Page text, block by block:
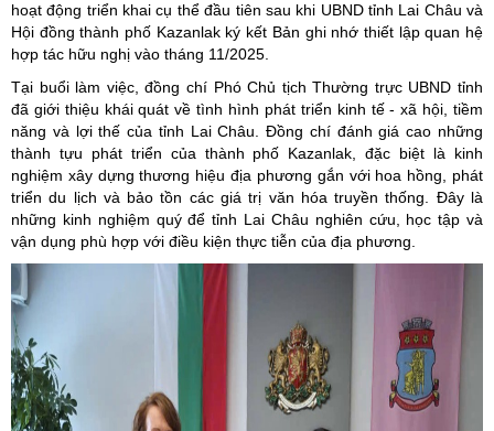
hoạt động triển khai cụ thể đầu tiên sau khi UBND tỉnh Lai Châu và
Hội đồng thành phố Kazanlak ký kết Bản ghi nhớ thiết lập quan hệ
hợp tác hữu nghị vào tháng 11/2025.
Tại buổi làm việc, đồng chí Phó Chủ tịch Thường trực UBND tỉnh
đã giới thiệu khái quát về tình hình phát triển kinh tế - xã hội, tiềm
năng và lợi thế của tỉnh Lai Châu. Đồng chí đánh giá cao những
thành tựu phát triển của thành phố Kazanlak, đặc biệt là kinh
nghiệm xây dựng thương hiệu địa phương gắn với hoa hồng, phát
triển du lịch và bảo tồn các giá trị văn hóa truyền thống. Đây là
những kinh nghiệm quý để tỉnh Lai Châu nghiên cứu, học tập và
vận dụng phù hợp với điều kiện thực tiễn của địa phương.